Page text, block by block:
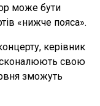
може бути
«нижче пояса».
керівник
свою
зможуть